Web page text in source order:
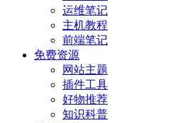
运维笔记
主机教程
前端笔记
免费资源
网站主题
插件工具
好物推荐
知识科普